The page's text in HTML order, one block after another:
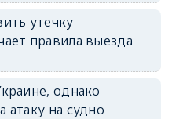
утечку
правила выезда
однако
атаку на судно